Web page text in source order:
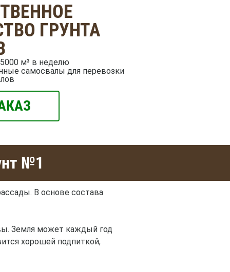
ГРУНТА
м³ в неделю
самосвалы для перевозки
№1
В основе состава
Земля может каждый год
хорошей подпиткой,